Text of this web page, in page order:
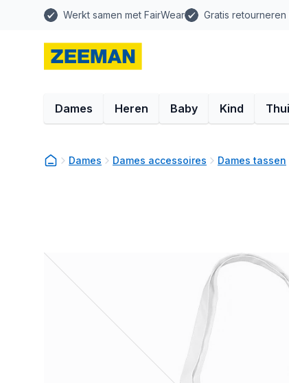
Werkt samen met FairWear Gratis
Dames Heren Baby Kind
Dames Dames accessoires Dames tassen